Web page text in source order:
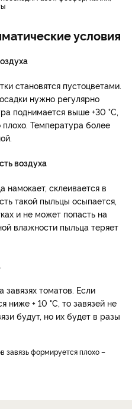
условия
становятся пустоцветами.
нужно регулярно
поднимается выше +30 °С,
Температура более
воздуха
склеивается в
такой пыльцы осыпается,
и не может попасть на
влажности пыльца теряет
завязях томатов. Если
ниже + 10 °С, то завязей не
будут, но их будет в разы